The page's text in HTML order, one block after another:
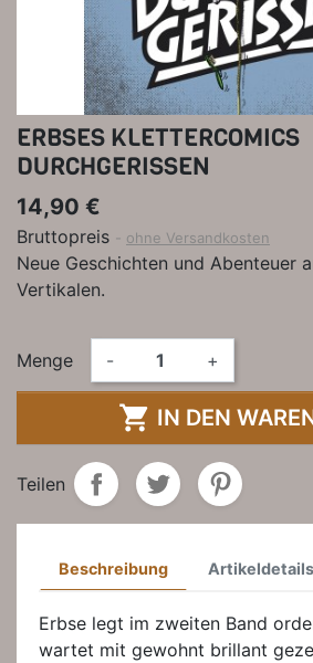
ERBSES KLETTERCOMICS
DURCHGERISSEN
14,90 €
Bruttopreis ohne Versandkosten
Neue Geschichten und Abenteuer
Vertikalen.
Menge - +
 IN DEN
Teilen
Beschreibung Artikeldetails
Erbse legt im zweiten Band
wartet mit gewohnt brillant